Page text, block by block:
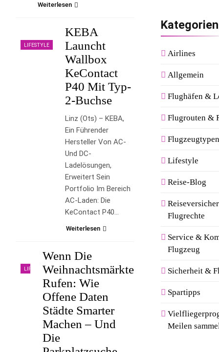
Weiterlesen
LIFESTYLE
KEBA
Launcht
Wallbox
KeContact
P40 Mit Typ-
2-Buchse
Linz (ots) – KEBA,
Ein Führender
Hersteller Von AC-
Und DC-
Ladelösungen,
Erweitert Sein
Portfolio Im Bereich
AC-Laden: Die
KeContact P40…
Weiterlesen
LIFESTYLE
Wenn Die
Weihnachtsmärkte
Rufen: Wie
Offene Daten
Städte Smarter
Machen – Und
Die
Kategorien
Airlines
Allgemein
Flughäfen &
Flugrouten &
Lifestyle
Reise-Blog
Flugrechte
Service &
Flugzeug
Sicherheit &
Spartipps
Meilen